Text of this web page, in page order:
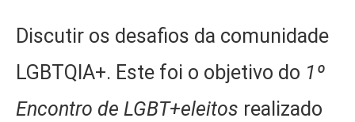
Discutir os desafios da comunidade
LGBTQIA+. Este foi o objetivo do 1º
Encontro de LGBT+eleitos realizado